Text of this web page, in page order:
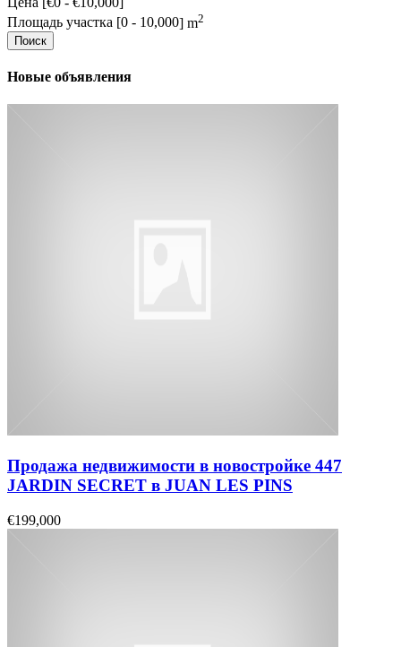
Площадь участка [0 - 10,000] m2
Поиск
Новые объявления
Продажа недвижимости в новостройке 447
JARDIN SECRET в JUAN LES PINS
€199,000